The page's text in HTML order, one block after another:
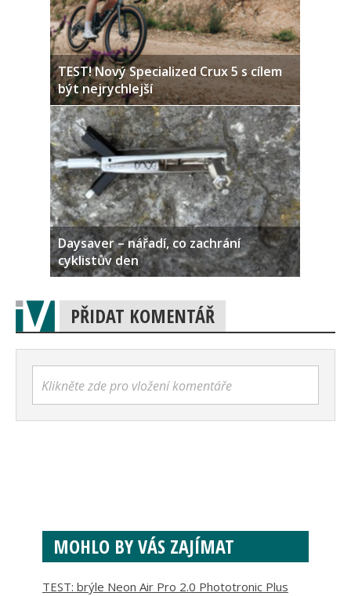
TEST! Nový Specialized Crux 5 s cílem
být nejrychlejší
Daysaver – nářadí, co zachrání
cyklistův den
PŘIDAT KOMENTÁŘ
Klikněte zde pro vložení komentáře
MOHLO BY VÁS ZAJÍMAT
TEST: brýle Neon Air Pro 2.0 Phototronic Plus